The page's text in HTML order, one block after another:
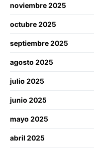
noviembre 2025
octubre 2025
septiembre 2025
agosto 2025
julio 2025
junio 2025
mayo 2025
abril 2025